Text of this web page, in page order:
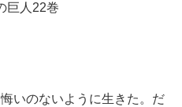
巨人22巻
いのないように生きた。だ